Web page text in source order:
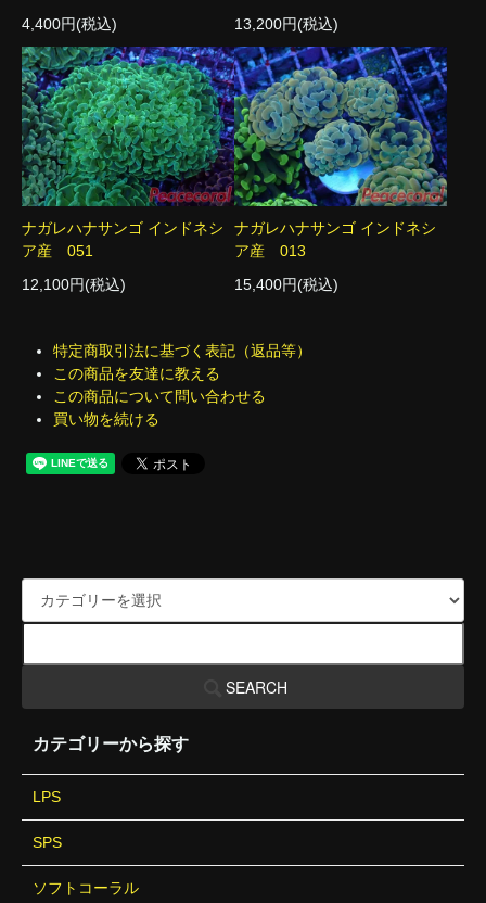
4,400円(税込)
13,200円(税込)
ナガレハナサンゴ インドネシ
ア産 051
12,100円(税込)
ナガレハナサンゴ インドネシ
ア産 013
15,400円(税込)
特定商取引法に基づく表記（返品等）
この商品を友達に教える
この商品について問い合わせる
買い物を続ける
SEARCH
カテゴリーから探す
LPS
SPS
ソフトコーラル